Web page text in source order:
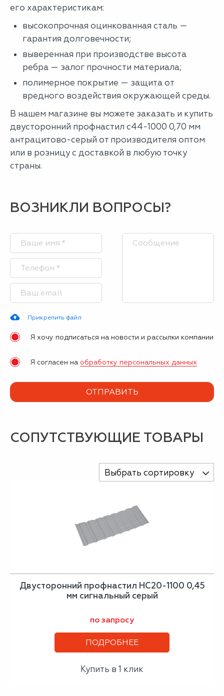
его характеристикам:
высокопрочная оцинкованная сталь —
гарантия долговечности;
выверенная при производстве высота
ребра — залог прочности материала;
полимерное покрытие — защита от
вредного воздействия окружающей среды.
В нашем магазине вы можете заказать и купить
двусторонний профнастил с44-1000 0,70 мм
антрацитово-серый от производителя оптом
или в розницу с доставкой в любую точку
страны.
ВОЗНИКЛИ ВОПРОСЫ?
Прикрепить файл
Я хочу подписаться на новости и рассылки компании
Я согласен на обработку персональных данных
СОПУТСТВУЮЩИЕ ТОВАРЫ
Выбрать сортировку
Двусторонний профнастил НС20-1100 0,45
мм сигнальный серый
по запросу
ПОДРОБНЕЕ
Купить в 1 клик